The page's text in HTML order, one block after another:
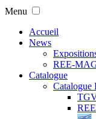
Menu
Accueil
News
REE-
Catalogue
Catalogue